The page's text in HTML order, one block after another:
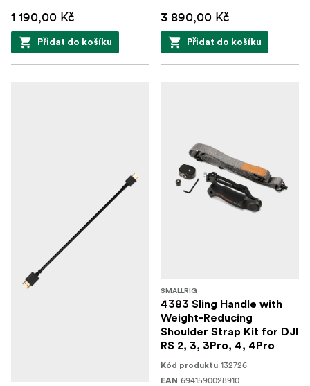
1 190,00 Kč
Přidat do košíku
3 890,00 Kč
Přidat do košíku
SMALLRIG
4383 Sling Handle with
Weight-Reducing
Shoulder Strap Kit for DJI
RS 2, 3, 3Pro, 4, 4Pro
Kód produktu 132726
EAN 6941590028910